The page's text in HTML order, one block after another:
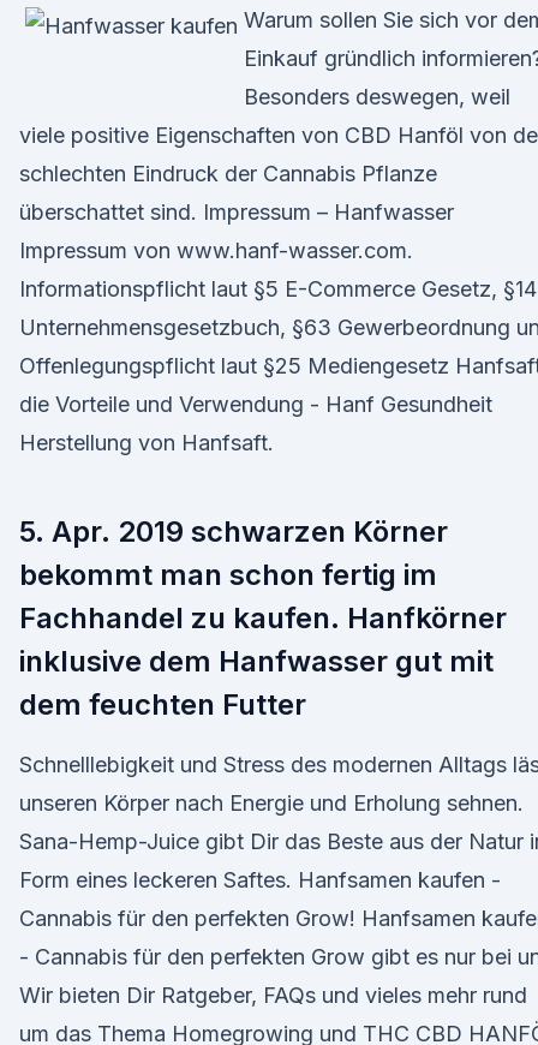
Warum sollen Sie sich vor
Einkauf gründlich
Besonders deswegen, weil
viele positive Eigenschaften von CBD Hanföl von
schlechten Eindruck der Cannabis Pflanze
überschattet sind. Impressum – Hanfwasser
Impressum von www.hanf-wasser.com.
Informationspflicht laut §5 E-Commerce Gesetz, §14
Unternehmensgesetzbuch, §63 Gewerbeordnung
Offenlegungspflicht laut §25 Mediengesetz
die Vorteile und Verwendung - Hanf Gesundheit
Herstellung von Hanfsaft.
5. Apr. 2019 schwarzen Körner
bekommt man schon fertig im
Fachhandel zu kaufen. Hanfkörner
inklusive dem Hanfwasser gut mit
dem feuchten Futter
Schnelllebigkeit und Stress des modernen Alltags
unseren Körper nach Energie und Erholung sehnen.
Sana-Hemp-Juice gibt Dir das Beste aus der Natur
Form eines leckeren Saftes. Hanfsamen kaufen -
Cannabis für den perfekten Grow! Hanfsamen
- Cannabis für den perfekten Grow gibt es nur bei
Wir bieten Dir Ratgeber, FAQs und vieles mehr rund
um das Thema Homegrowing und THC CBD